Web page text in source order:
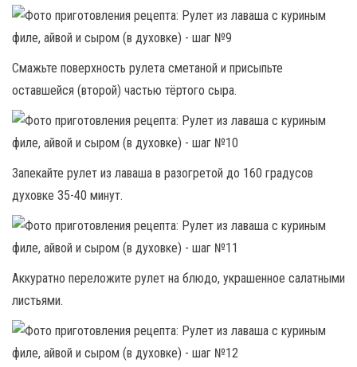
Смажьте поверхность рулета сметаной и присыпьте
оставшейся (второй) частью тёртого сыра.
Запекайте рулет из лаваша в разогретой до 160 градусов
духовке 35-40 минут.
Аккуратно переложите рулет на блюдо, украшенное салатными
листьями.